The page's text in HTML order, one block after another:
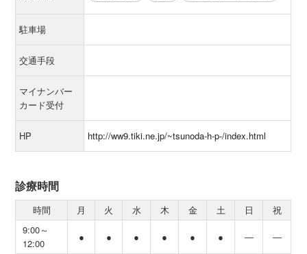
駐車場
交通手段
マイナンバー
カード受付
HP http://ww9.tiki.ne.jp/~tsunoda-h-p-/index.html
診療時間
時間 月 火 水 木 金 土 日
祝
9:00～
12:00
● ● ● ● ● ● ― ―